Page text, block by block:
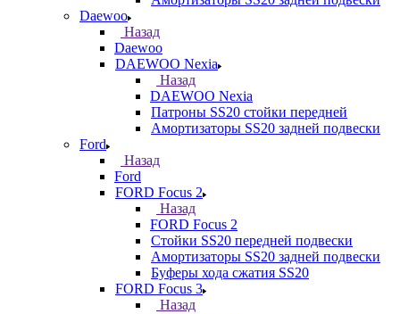
Daewoo
Назад
Daewoo
DAEWOO Nexia
Назад
DAEWOO Nexia
Патроны SS20 стойки передней
Амортизаторы SS20 задней подвески
Ford
Назад
Ford
FORD Focus 2
Назад
FORD Focus 2
Стойки SS20 передней подвески
Амортизаторы SS20 задней подвески
Буферы хода сжатия SS20
FORD Focus 3
Назад